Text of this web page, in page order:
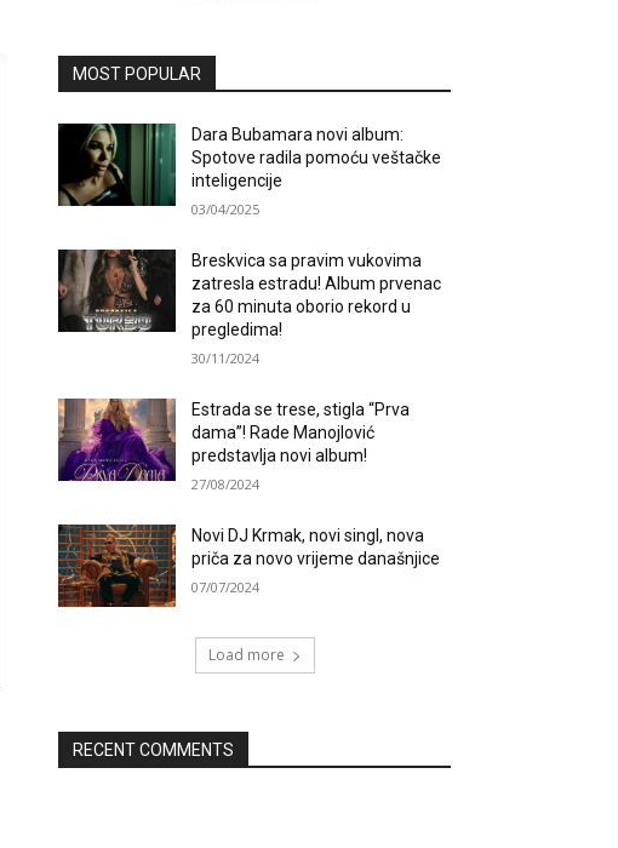
MOST POPULAR
Dara Bubamara novi album:
Spotove radila pomoću veštačke
inteligencije
03/04/2025
Breskvica sa pravim vukovima
zatresla estradu! Album prvenac
za 60 minuta oborio rekord u
pregledima!
30/11/2024
Estrada se trese, stigla “Prva
dama”! Rade Manojlović
predstavlja novi album!
27/08/2024
Novi DJ Krmak, novi singl, nova
priča za novo vrijeme današnjice
07/07/2024
Load more
RECENT COMMENTS